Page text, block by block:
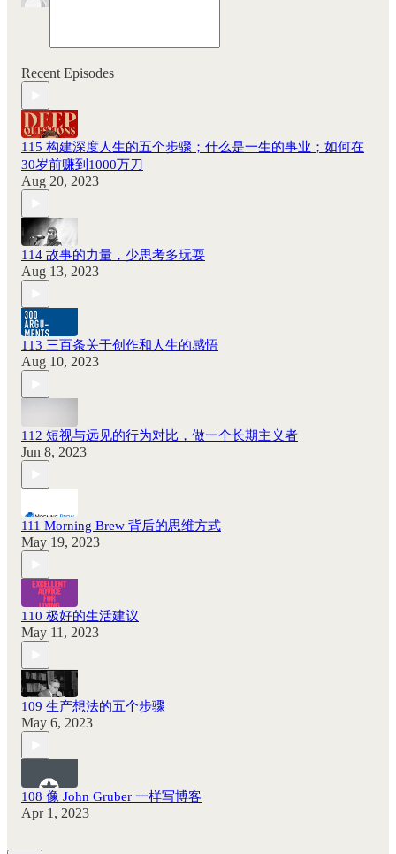
Recent Episodes
115 构建深度人生的五个步骤；什么是一生的事业；如何在
30岁前赚到1000万刀
Aug 20, 2023
114 故事的力量，少思考多玩耍
Aug 13, 2023
113 三百条关于创作和人生的感悟
Aug 10, 2023
112 短视与远见的行为对比，做一个长期主义者
Jun 8, 2023
111 Morning Brew 背后的思维方式
May 19, 2023
110 极好的生活建议
May 11, 2023
109 生产想法的五个步骤
May 6, 2023
108 像 John Gruber 一样写博客
Apr 1, 2023